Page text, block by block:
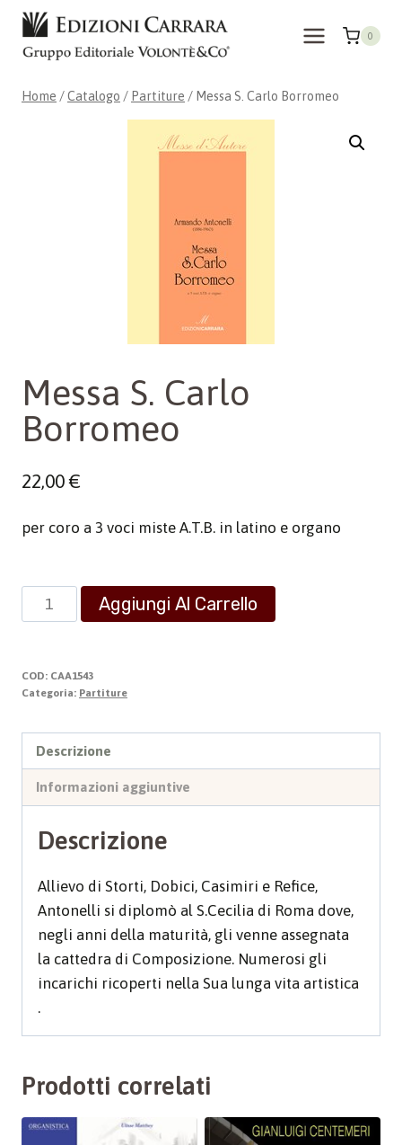
Salta
contenuto
0
Home /Catalogo / Partiture / Messa S. Carlo Borromeo
Messa S. Carlo
Borromeo
22,00€
per coro a 3 voci miste A.T.B. in latino e organo
Messa
S.
Borromeo
quantità
Aggiungi Al Carrello
COD: CAA1543
Categoria: Partiture
Descrizione
Informazioni aggiuntive
Descrizione
Allievo di Storti, Dobici, Casimiri e Refice,
Antonelli si diplomò al S.Cecilia di Roma dove,
negli anni della maturità, gli venne assegnata
la cattedra di Composizione. Numerosi gli
incarichi ricoperti nella Sua lunga vita artistica
.
Prodotti correlati